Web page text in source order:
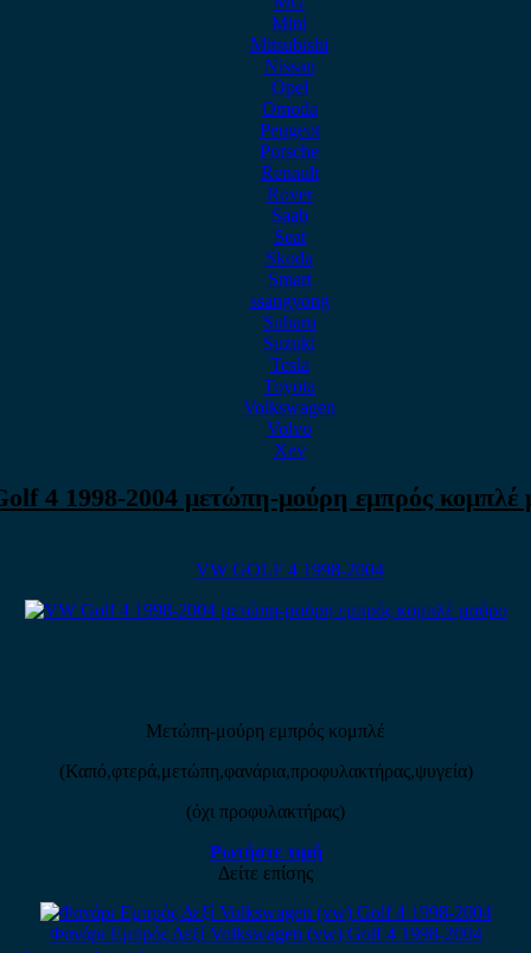
Mini
Mitsubishi
Nissan
Opel
Omoda
Peugeot
Porsche
Renault
Rover
Saab
Seat
Skoda
Smart
ssangyong
Subaru
Suzuki
Tesla
Toyota
Volkswagen
Volvo
Xev
4 1998-2004 μετώπη-μούρη εμπρός κομπλέ
VW GOLF 4 1998-2004
Μετώπη-μούρη εμπρός κομπλέ
(Καπό,φτερά,μετώπη,φανάρια,προφυλακτήρας,ψυγεία)
(όχι προφυλακτήρας)
Ρωτήστε τιμή
Δείτε επίσης
Φανάρι Εμπρός Δεξί Volkswagen (vw) Golf 4 1998-2004